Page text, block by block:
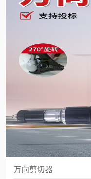
万向剪切器